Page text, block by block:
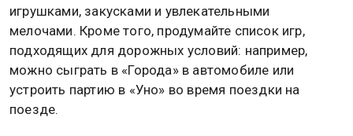
игрушками, закусками и увлекательными
мелочами. Кроме того, продумайте список игр,
подходящих для дорожных условий: например,
можно сыграть в «Города» в автомобиле или
устроить партию в «Уно» во время поездки на
поезде.